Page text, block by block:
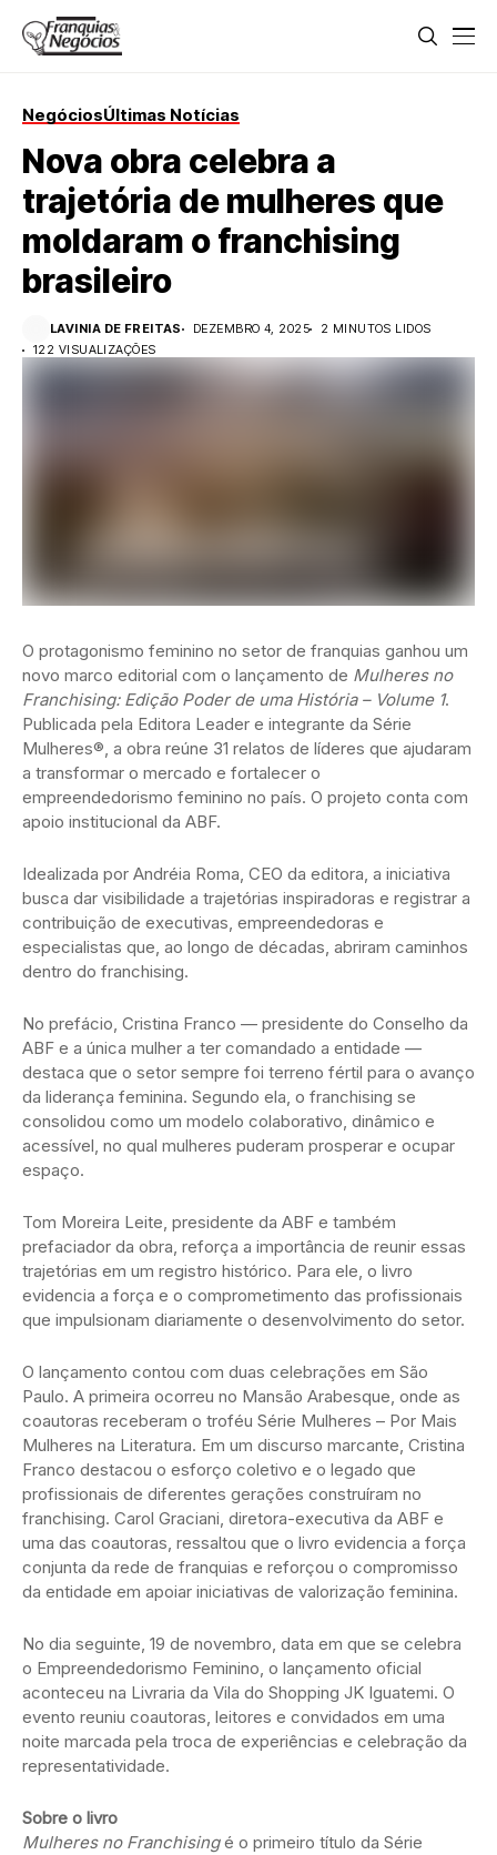
NegóciosÚltimas Notícias
Nova obra celebra a
trajetória de mulheres que
moldaram o franchising
brasileiro
LAVINIA DE FREITAS DEZEMBRO 4, 2025
2 MINUTOS LIDOS
122 VISUALIZAÇÕES
O protagonismo feminino no setor de franquias ganhou um
novo marco editorial com o lançamento de Mulheres no
Franchising: Edição Poder de uma História – Volume 1.
Publicada pela Editora Leader e integrante da Série
Mulheres®, a obra reúne 31 relatos de líderes que ajudaram
a transformar o mercado e fortalecer o
empreendedorismo feminino no país. O projeto conta com
apoio institucional da ABF.
Idealizada por Andréia Roma, CEO da editora, a iniciativa
busca dar visibilidade a trajetórias inspiradoras e registrar a
contribuição de executivas, empreendedoras e
especialistas que, ao longo de décadas, abriram caminhos
dentro do franchising.
No prefácio, Cristina Franco — presidente do Conselho da
ABF e a única mulher a ter comandado a entidade —
destaca que o setor sempre foi terreno fértil para o avanço
da liderança feminina. Segundo ela, o franchising se
consolidou como um modelo colaborativo, dinâmico e
acessível, no qual mulheres puderam prosperar e ocupar
espaço.
Tom Moreira Leite, presidente da ABF e também
prefaciador da obra, reforça a importância de reunir essas
trajetórias em um registro histórico. Para ele, o livro
evidencia a força e o comprometimento das profissionais
que impulsionam diariamente o desenvolvimento do setor.
O lançamento contou com duas celebrações em São
Paulo. A primeira ocorreu no Mansão Arabesque, onde as
coautoras receberam o troféu Série Mulheres – Por Mais
Mulheres na Literatura. Em um discurso marcante, Cristina
Franco destacou o esforço coletivo e o legado que
profissionais de diferentes gerações construíram no
franchising. Carol Graciani, diretora-executiva da ABF e
uma das coautoras, ressaltou que o livro evidencia a força
conjunta da rede de franquias e reforçou o compromisso
da entidade em apoiar iniciativas de valorização feminina.
No dia seguinte, 19 de novembro, data em que se celebra
o Empreendedorismo Feminino, o lançamento oficial
aconteceu na Livraria da Vila do Shopping JK Iguatemi. O
evento reuniu coautoras, leitores e convidados em uma
noite marcada pela troca de experiências e celebração da
representatividade.
Sobre o livro
Mulheres no Franchisingé o primeiro título da Série